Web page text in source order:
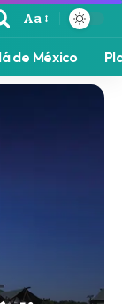
Aa
de México